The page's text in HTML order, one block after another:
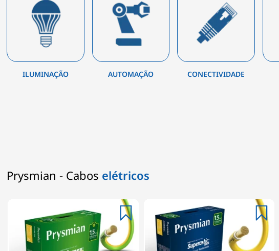
ILUMINAÇÃO AUTOMAÇÃO CONECTIVIDADE
Prysmian - Cabos elétricos